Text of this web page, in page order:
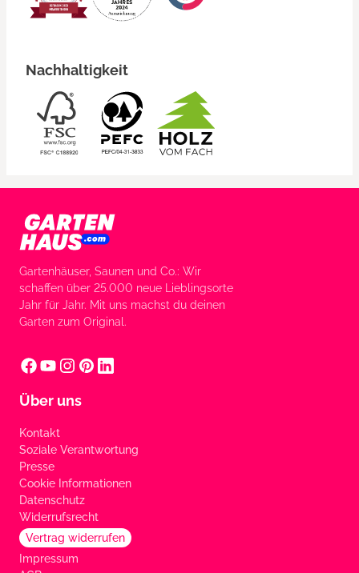
Nachhaltigkeit
Gartenhäuser, Saunen und Co.: Wir
schaffen über 25.000 neue Lieblingsorte
Jahr für Jahr. Mit uns machst du deinen
Garten zum Original.
Über uns
Kontakt
Soziale Verantwortung
Presse
Cookie Informationen
Datenschutz
Widerrufsrecht
Vertrag widerrufen
Impressum